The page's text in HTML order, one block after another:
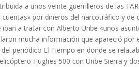
a unos veinte guerrilleros de las
cuentas» por dineros del narcotráfico y
a tratar con Alberto Uribe «unos
mucha información que apareció por
periódico El Tiempo en donde se
Hughes 500 con Uribe Sierra y